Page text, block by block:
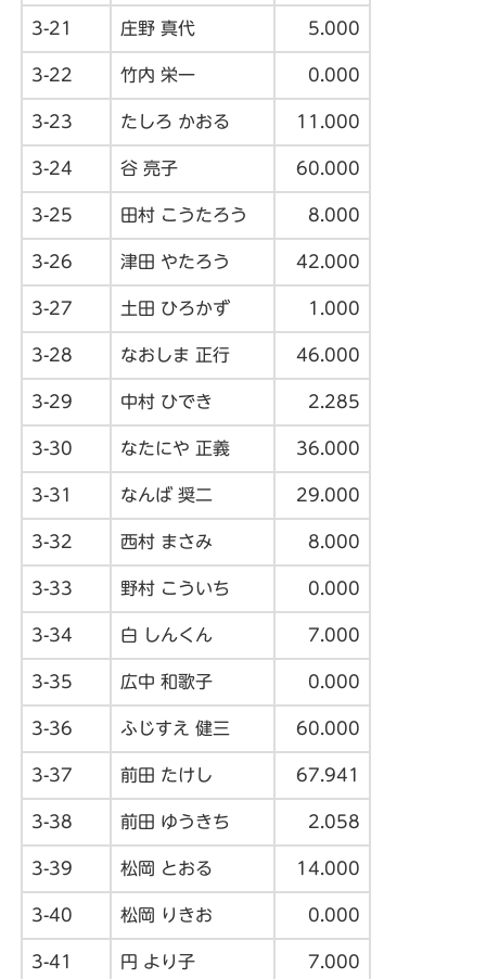
3-21 庄野 真代 5.000
3-22 竹内 栄一 0.000
3-23 たしろ かおる 11.000
3-24 谷 亮子 60.000
3-25 田村 こうたろう 8.000
3-26 津田 やたろう 42.000
3-27 土田 ひろかず 1.000
3-28 なおしま 正行 46.000
3-29 中村 ひでき 2.285
3-30 なたにや 正義 36.000
3-31 なんば 奨二 29.000
3-32 西村 まさみ 8.000
3-33 野村 こういち 0.000
3-34 白 しんくん 7.000
3-35 広中 和歌子 0.000
3-36 ふじすえ 健三 60.000
3-37 前田 たけし 67.941
3-38 前田 ゆうきち 2.058
3-39 松岡 とおる 14.000
3-40 松岡 りきお 0.000
3-41 円 より子 7.000